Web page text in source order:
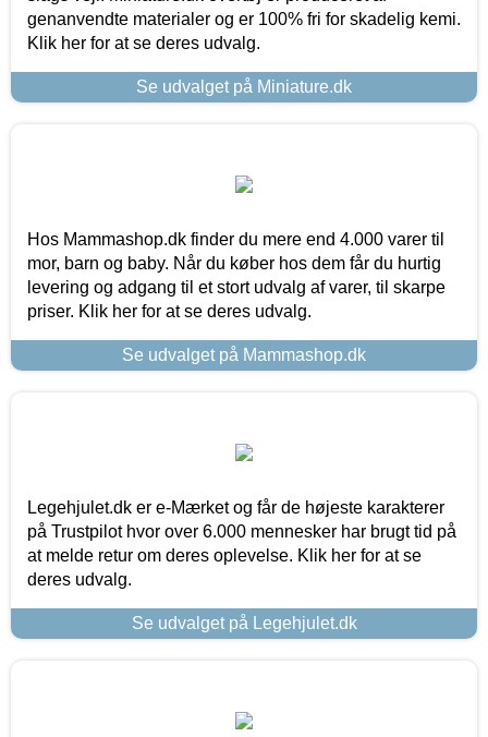
genanvendte materialer og er 100% fri for skadelig kemi.
Klik her for at se deres udvalg.
Se udvalget på Miniature.dk
Hos Mammashop.dk finder du mere end 4.000 varer til
mor, barn og baby. Når du køber hos dem får du hurtig
levering og adgang til et stort udvalg af varer, til skarpe
priser. Klik her for at se deres udvalg.
Se udvalget på Mammashop.dk
Legehjulet.dk er e-Mærket og får de højeste karakterer
på Trustpilot hvor over 6.000 mennesker har brugt tid på
at melde retur om deres oplevelse. Klik her for at se
deres udvalg.
Se udvalget på Legehjulet.dk